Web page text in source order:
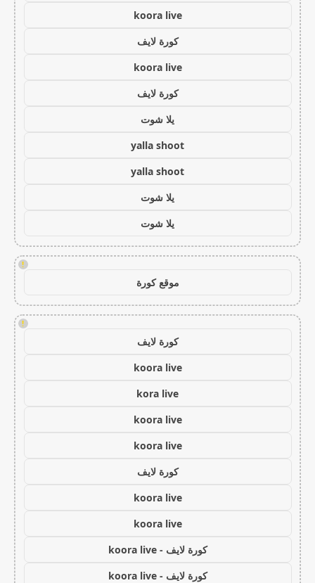
koora live
كورة لايف
koora live
كورة لايف
يلا شوت
yalla shoot
yalla shoot
يلا شوت
يلا شوت
!
موقع كورة
!
كورة لايف
koora live
kora live
koora live
koora live
كورة لايف
koora live
koora live
كورة لايف - koora live
كورة لايف - koora live